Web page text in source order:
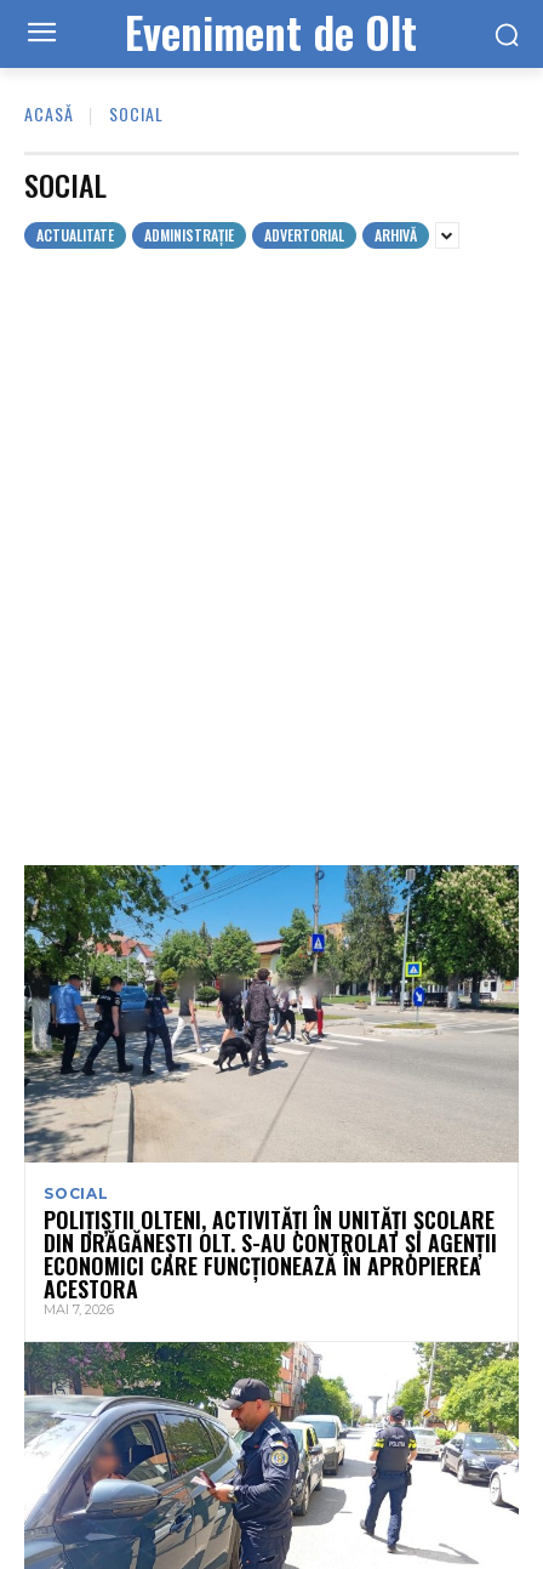
Eveniment de Olt
ACASĂ SOCIAL
SOCIAL
ACTUALITATE ADMINISTRAȚIE ADVERTORIAL ARHIVĂ
SOCIAL
POLIȚIȘTII OLTENI, ACTIVITĂȚI ÎN UNITĂȚI ȘCOLARE
DIN DRĂGĂNEȘTI OLT. S-AU CONTROLAT ȘI AGENȚII
ECONOMICI CARE FUNCȚIONEAZĂ ÎN APROPIEREA
ACESTORA
MAI 7, 2026